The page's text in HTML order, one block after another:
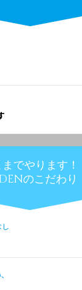
でやります！
のこだわり